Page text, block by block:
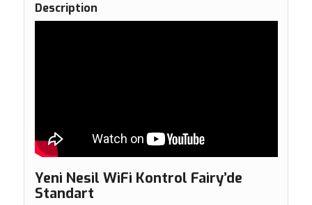
Description
Yeni Nesil WiFi Kontrol Fairy’de
Standart